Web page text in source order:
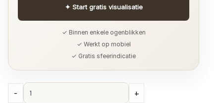
✦ Start gratis visualisatie
✓ Binnen enkele ogenblikken
✓ Werkt op mobiel
✓ Gratis sfeerindicatie
- +